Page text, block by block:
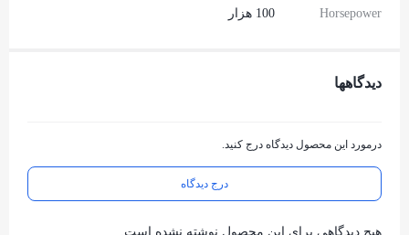
Horsepower 100 هزار
دیدگاهها
درمورد این محصول دیدگاه درج کنید.
درج دیدگاه
هیچ دیدگاهی برای این محصول نوشته نشده است.